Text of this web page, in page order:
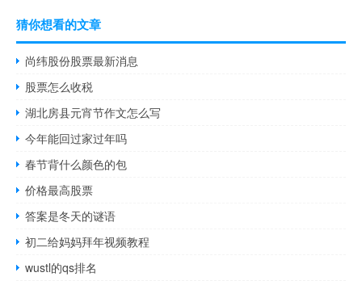
猜你想看的文章
尚纬股份股票最新消息
股票怎么收税
湖北房县元宵节作文怎么写
今年能回过家过年吗
春节背什么颜色的包
价格最高股票
答案是冬天的谜语
初二给妈妈拜年视频教程
wustl的qs排名